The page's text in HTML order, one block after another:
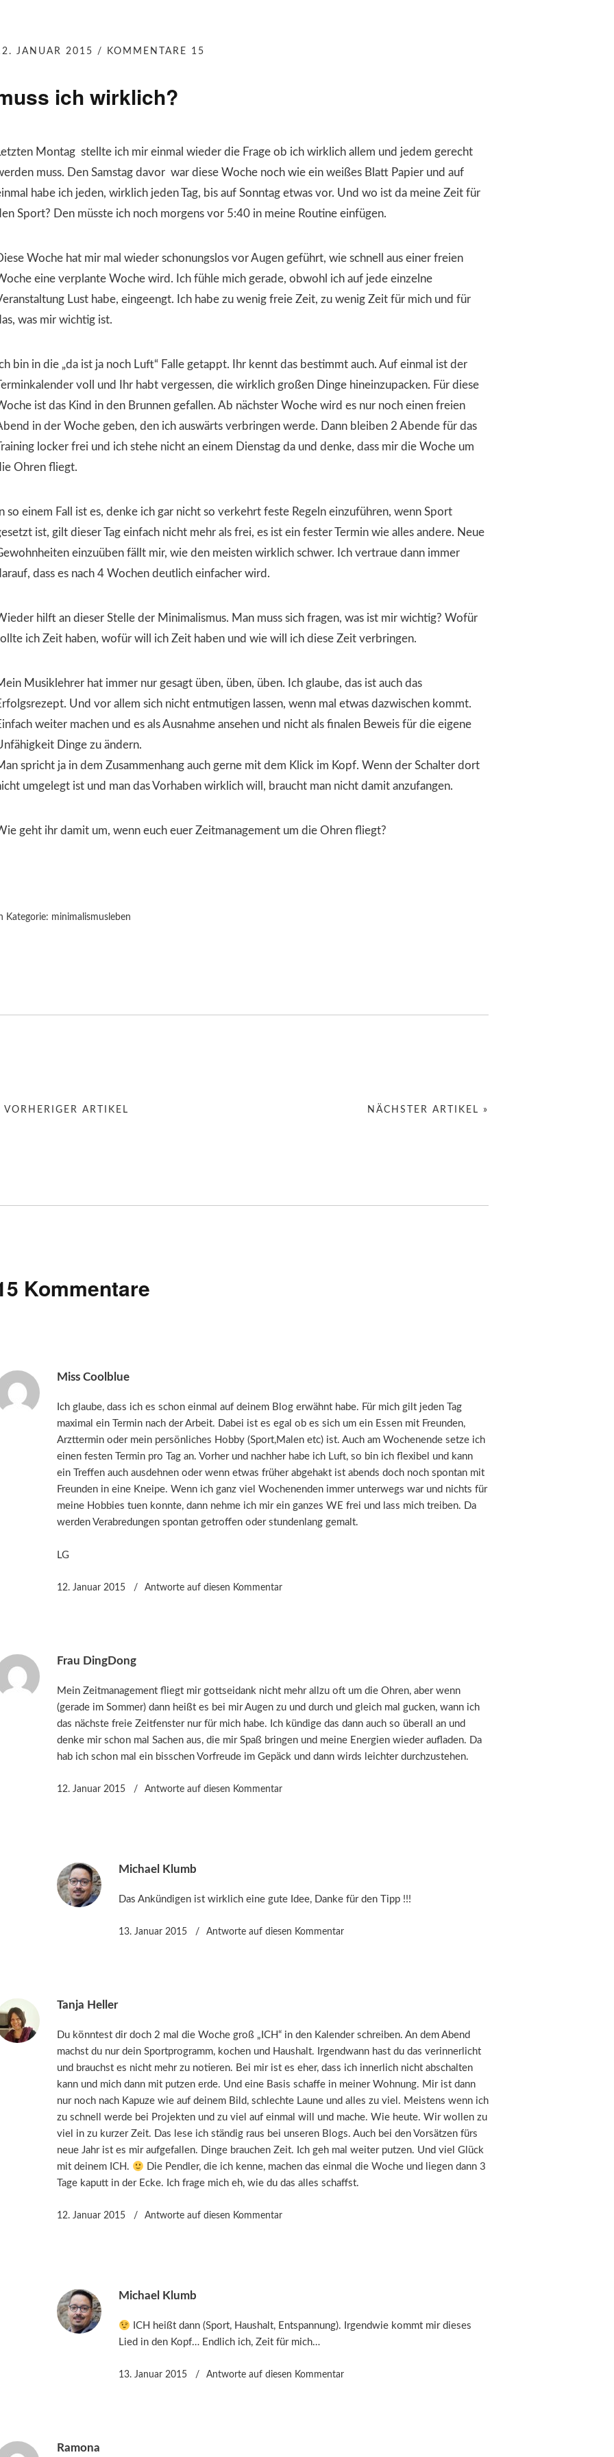
JANUAR 2015 KOMMENTARE 15
ich wirklich?
Montag stellte ich mir einmal wieder die Frage ob ich wirklich allem und jedem gerecht
muss. Den Samstag davor war diese Woche noch wie ein weißes Blatt Papier und auf
habe ich jeden, wirklich jeden Tag, bis auf Sonntag etwas vor. Und wo ist da meine Zeit für
Sport? Den müsste ich noch morgens vor 5:40 in meine Routine einfügen.
Woche hat mir mal wieder schonungslos vor Augen geführt, wie schnell aus einer freien
eine verplante Woche wird. Ich fühle mich gerade, obwohl ich auf jede einzelne
Lust habe, eingeengt. Ich habe zu wenig freie Zeit, zu wenig Zeit für mich und für
was mir wichtig ist.
bin in die „da ist ja noch Luft“ Falle getappt. Ihr kennt das bestimmt auch. Auf einmal ist der
voll und Ihr habt vergessen, die wirklich großen Dinge hineinzupacken. Für diese
ist das Kind in den Brunnen gefallen. Ab nächster Woche wird es nur noch einen freien
in der Woche geben, den ich auswärts verbringen werde. Dann bleiben 2 Abende für das
locker frei und ich stehe nicht an einem Dienstag da und denke, dass mir die Woche um
Ohren fliegt.
so einem Fall ist es, denke ich gar nicht so verkehrt feste Regeln einzuführen, wenn Sport
ist, gilt dieser Tag einfach nicht mehr als frei, es ist ein fester Termin wie alles andere. Neue
einzuüben fällt mir, wie den meisten wirklich schwer. Ich vertraue dann immer
dass es nach 4 Wochen deutlich einfacher wird.
hilft an dieser Stelle der Minimalismus. Man muss sich fragen, was ist mir wichtig? Wofür
ich Zeit haben, wofür will ich Zeit haben und wie will ich diese Zeit verbringen.
Musiklehrer hat immer nur gesagt üben, üben, üben. Ich glaube, das ist auch das
Und vor allem sich nicht entmutigen lassen, wenn mal etwas dazwischen kommt.
weiter machen und es als Ausnahme ansehen und nicht als finalen Beweis für die eigene
Dinge zu ändern.
spricht ja in dem Zusammenhang auch gerne mit dem Klick im Kopf. Wenn der Schalter dort
umgelegt ist und man das Vorhaben wirklich will, braucht man nicht damit anzufangen.
geht ihr damit um, wenn euch euer Zeitmanagement um die Ohren fliegt?
Kategorie: minimalismusleben
NÄCHSTER ARTIKEL »
VORHERIGER ARTIKEL
Kommentare
Miss Coolblue
Ich glaube, dass ich es schon einmal auf deinem Blog erwähnt habe. Für mich gilt jeden Tag
maximal ein Termin nach der Arbeit. Dabei ist es egal ob es sich um ein Essen mit Freunden,
Arzttermin oder mein persönliches Hobby (Sport,Malen etc) ist. Auch am Wochenende setze ich
einen festen Termin pro Tag an. Vorher und nachher habe ich Luft, so bin ich flexibel und kann
ein Treffen auch ausdehnen oder wenn etwas früher abgehakt ist abends doch noch spontan mit
Freunden in eine Kneipe. Wenn ich ganz viel Wochenenden immer unterwegs war und nichts für
meine Hobbies tuen konnte, dann nehme ich mir ein ganzes WE frei und lass mich treiben. Da
werden Verabredungen spontan getroffen oder stundenlang gemalt.
LG
12. Januar 2015 Antworteauf diesen Kommentar
Frau DingDong
Mein Zeitmanagement fliegt mir gottseidank nicht mehr allzu oft um die Ohren, aber wenn
(gerade im Sommer) dann heißt es bei mir Augen zu und durch und gleich mal gucken, wann ich
das nächste freie Zeitfenster nur für mich habe. Ich kündige das dann auch so überall an und
denke mir schon mal Sachen aus, die mir Spaß bringen und meine Energien wieder aufladen. Da
hab ich schon mal ein bisschen Vorfreude im Gepäck und dann wirds leichter durchzustehen.
12. Januar 2015 Antworteauf diesen Kommentar
Michael Klumb
Das Ankündigen ist wirklich eine gute Idee, Danke für den Tipp !!!
13. Januar 2015 Antworteauf diesen Kommentar
Tanja Heller
Du könntest dir doch 2 mal die Woche groß „ICH“ in den Kalender schreiben. An dem Abend
machst du nur dein Sportprogramm, kochen und Haushalt. Irgendwann hast du das verinnerlicht
und brauchst es nicht mehr zu notieren. Bei mir ist es eher, dass ich innerlich nicht abschalten
kann und mich dann mit putzen erde. Und eine Basis schaffe in meiner Wohnung. Mir ist dann
nur noch nach Kapuze wie auf deinem Bild, schlechte Laune und alles zu viel. Meistens wenn ich
zu schnell werde bei Projekten und zu viel auf einmal will und mache. Wie heute. Wir wollen zu
viel in zu kurzer Zeit. Das lese ich ständig raus bei unseren Blogs. Auch bei den Vorsätzen fürs
neue Jahr ist es mir aufgefallen. Dinge brauchen Zeit. Ich geh mal weiter putzen. Und viel Glück
mit deinem ICH.
Die Pendler, die ich kenne, machen das einmal die Woche und liegen dann 3
Tage kaputt in der Ecke. Ich frage mich eh, wie du das alles schaffst.
12. Januar 2015 Antworteauf diesen Kommentar
Michael Klumb
ICH heißt dann (Sport, Haushalt, Entspannung). Irgendwie kommt mir dieses
Lied in den Kopf… Endlich ich, Zeit für mich…
13. Januar 2015 Antworteauf diesen Kommentar
Ramona